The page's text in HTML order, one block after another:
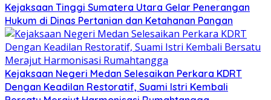
Kejaksaan Tinggi Sumatera Utara Gelar Penerangan
Hukum di Dinas Pertanian dan Ketahanan Pangan
Kejaksaan Negeri Medan Selesaikan Perkara KDRT
Dengan Keadilan Restoratif, Suami Istri Kembali